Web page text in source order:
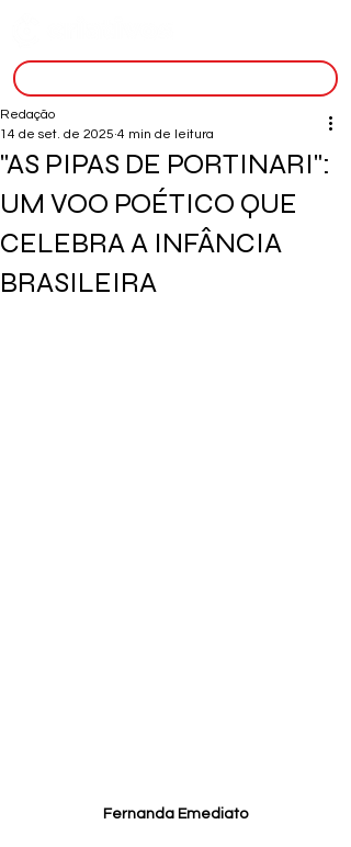
"AS PIPAS DE PORTINARI":
UM VOO POÉTICO QUE
CELEBRA A INFÂNCIA
BRASILEIRA
Redação
14 de set. de 2025 4 min de leitura
Fernanda Emediato